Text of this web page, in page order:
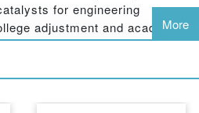
for engineering
adjustment and academic
to minority success. By
large number and range of
to the evidence base for the
to the work of
More